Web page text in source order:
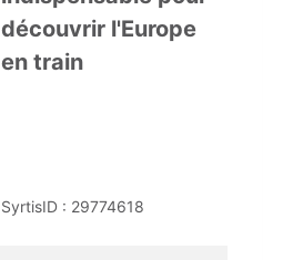
découvrir l'Europe
en train
SyrtisID : 29774618